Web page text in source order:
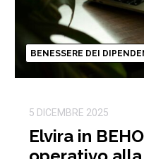
BENESSERE DEI
5 DICEMBRE 2025
Elvira in